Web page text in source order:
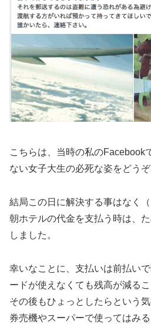
こちらは、当時の私のFacebook
ない女子大生の必死な姿をどうぞ
結局この日に解決する事はなく
朝ホテルの代金を支払う時は、
しました。
幸いなことに、支払いは前払い
ードが使えなくても残高が減る
その後もひょっとしたらという
券売機やスーパーで使ってはみ